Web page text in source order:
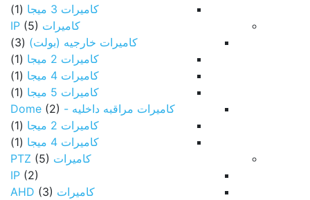
كاميرات 3 ميجا
(1)
كاميرات IP (5)
كاميرات خارجيه (بولت) (3)
كاميرات 2 ميجا
(1)
كاميرات 4 ميجا
(1)
كاميرات 5 ميجا
(1)
كاميرات مراقبه داخليه - Dome (2)
كاميرات 2 ميجا
(1)
كاميرات 4 ميجا
(1)
كاميرات PTZ (5)
IP (2)
كاميرات AHD (3)